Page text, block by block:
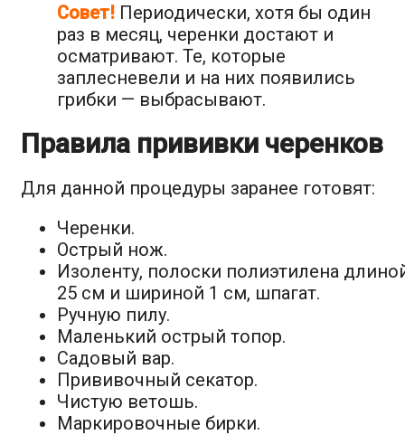
Совет! Периодически, хотя бы один
раз в месяц, черенки достают и
осматривают. Те, которые
заплесневели и на них появились
грибки — выбрасывают.
Правила прививки черенков
Для данной процедуры заранее готовят:
Черенки.
Острый нож.
Изоленту, полоски полиэтилена
25 см и шириной 1 см, шпагат.
Ручную пилу.
Маленький острый топор.
Садовый вар.
Прививочный секатор.
Чистую ветошь.
Маркировочные бирки.